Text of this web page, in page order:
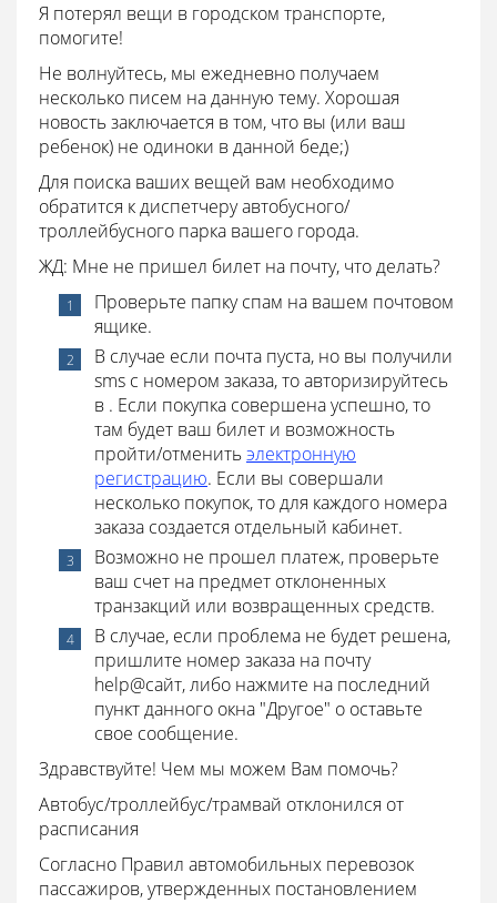
Я потерял вещи в городском транспорте,
помогите!
Не волнуйтесь, мы ежедневно получаем
несколько писем на данную тему. Хорошая
новость заключается в том, что вы (или ваш
ребенок) не одиноки в данной беде;)
Для поиска ваших вещей вам необходимо
обратится к диспетчеру автобусного/
троллейбусного парка вашего города.
ЖД: Мне не пришел билет на почту, что делать?
Проверьте папку спам на вашем почтовом
ящике.
В случае если почта пуста, но вы получили
sms с номером заказа, то авторизируйтесь
в . Если покупка совершена успешно, то
там будет ваш билет и возможность
пройти/отменитьэлектронную
регистрацию. Если вы совершали
несколько покупок, то для каждого номера
заказа создается отдельный кабинет.
Возможно не прошел платеж, проверьте
ваш счет на предмет отклоненных
транзакций или возвращенных средств.
В случае, если проблема не будет решена,
пришлите номер заказа на почту
help@сайт, либо нажмите на последний
пункт данного окна "Другое" о оставьте
свое сообщение.
Здравствуйте! Чем мы можем Вам помочь?
Автобус/троллейбус/трамвай отклонился от
расписания
Согласно Правил автомобильных перевозок
пассажиров, утвержденных постановлением